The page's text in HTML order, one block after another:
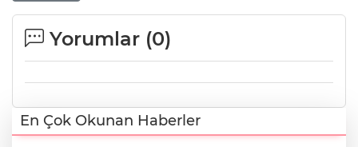
Yorumlar (0)
En Çok Okunan Haberler